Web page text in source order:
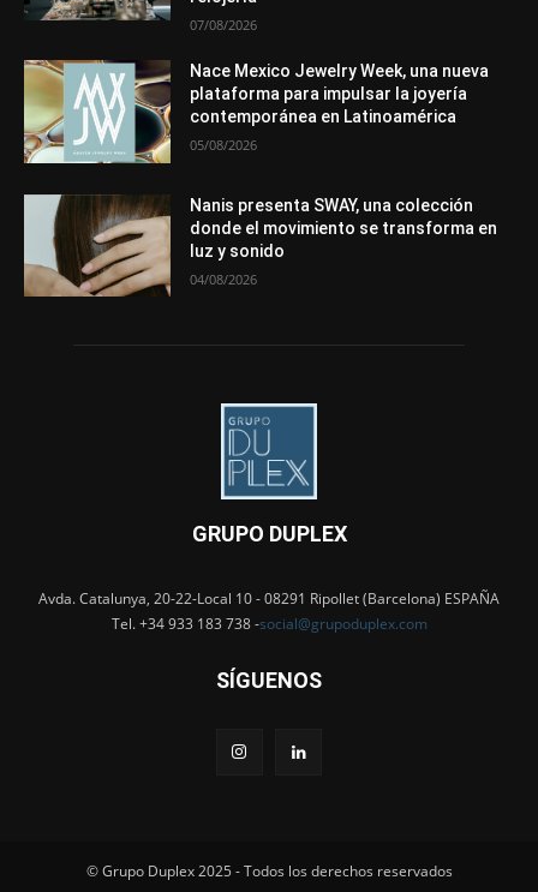
07/08/2026
Nace Mexico Jewelry Week, una nueva
plataforma para impulsar la joyería
contemporánea en Latinoamérica
05/08/2026
Nanis presenta SWAY, una colección
donde el movimiento se transforma en
luz y sonido
04/08/2026
GRUPO DUPLEX
Avda. Catalunya, 20-22-Local 10 - 08291 Ripollet (Barcelona) ESPAÑA
Tel. +34 933 183 738 -social@grupoduplex.com
SÍGUENOS
© Grupo Duplex 2025 - Todos los derechos reservados